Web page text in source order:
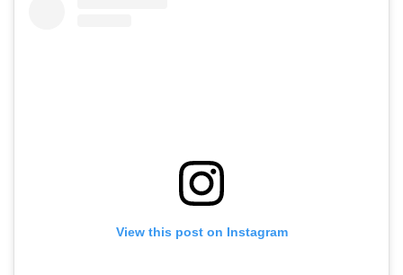
View this post on Instagram